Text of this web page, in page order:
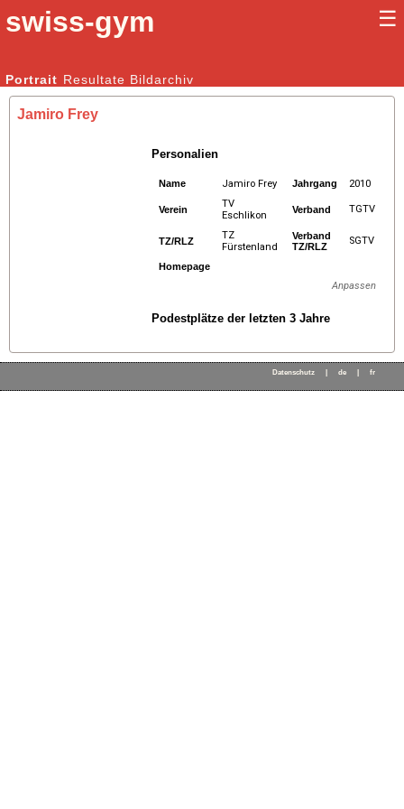
swiss-gym ☰
Kunstturnen Männer | Kunstturnen Frauen
Portrait Resultate Bildarchiv
Jamiro Frey
Personalien
Name Jamiro Frey Jahrgang 2010
Verein
TV
Eschlikon
Verband TGTV
TZ/RLZ
TZ
Fürstenland
Verband
TZ/RLZ
SGTV
Homepage
Anpassen
Podestplätze der letzten 3 Jahre
Datenschutz de fr